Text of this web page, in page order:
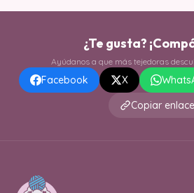
¿Te gusta?
Ayúdanos a que más tejedoras
Facebook X
Copiar enlace